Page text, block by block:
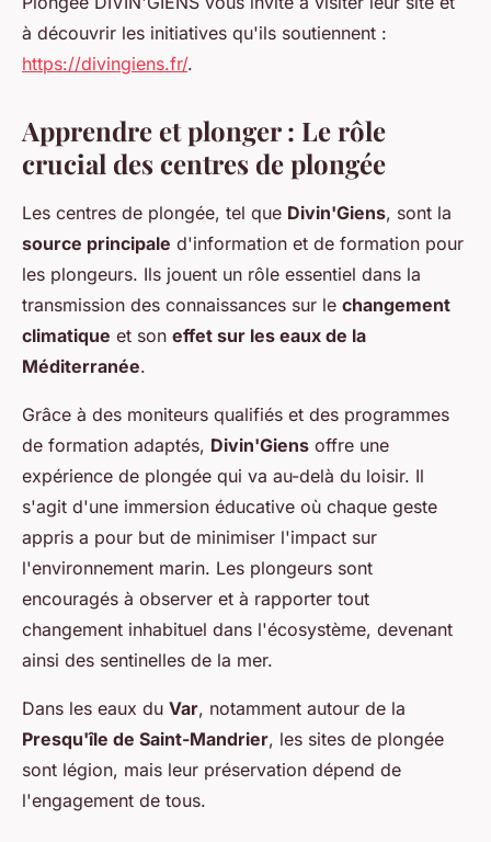
à découvrir les initiatives qu'ils soutiennent :
https://divingiens.fr/.
Apprendre et plonger : Le rôle
crucial des centres de plongée
Les centres de plongée, tel que Divin'Giens, sont la
source principale d'information et de formation pour
les plongeurs. Ils jouent un rôle essentiel dans la
transmission des connaissances sur le changement
climatique et son effet sur les eaux de la
Méditerranée.
Grâce à des moniteurs qualifiés et des programmes
de formation adaptés, Divin'Giens offre une
expérience de plongée qui va au-delà du loisir. Il
s'agit d'une immersion éducative où chaque geste
appris a pour but de minimiser l'impact sur
l'environnement marin. Les plongeurs sont
encouragés à observer et à rapporter tout
changement inhabituel dans l'écosystème, devenant
ainsi des sentinelles de la mer.
Dans les eaux du Var, notamment autour de la
Presqu'île de Saint-Mandrier, les sites de plongée
sont légion, mais leur préservation dépend de
l'engagement de tous.